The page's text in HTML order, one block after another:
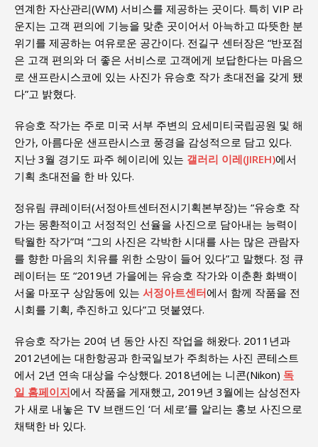
연계한 자산관리(WM) 서비스를 제공하는 곳이다. 특히 VIP 라
운지는 고객 편의에 기능을 맞춘 곳이어서 아늑하고 따뜻한 분
위기를 제공하는 여유로운 공간이다. 전길구 센터장은 “반포점
은 고객 편의와 더 좋은 서비스로 고객에게 보답한다는 마음으
로 샌프란시스코에 있는 사진가 유승호 작가 초대전을 갖게 됐
다”고 밝혔다.
유승호 작가는 주로 미국 서부 주변의 요세미티국립공원 및 해
안가, 아름다운 샌프란시스코 풍경을 감성적으로 담고 있다.
지난 3월 경기도 파주 헤이리에 있는 갤러리 이레(JIREH)에서
기획 초대전을 한 바 있다.
정유림 큐레이터(서정아트센터전시기획본부장)는 “유승호 작
가는 몽환적이고 서정적인 선율을 사진으로 담아내는 능력이
탁월한 작가”며 “그의 사진은 각박한 시대를 사는 많은 관람자
를 향한 마음의 치유를 위한 소망이 들어 있다”고 말했다. 정 큐
레이터는 또 “2019년 가을에는 유승호 작가와 이춘환 화백이
서울 마포구 상암동에 있는 서정아트센터에서 함께 작품을 전
시회를 기획, 추진하고 있다”고 덧붙였다.
유승호 작가는 20여 년 동안 사진 작업을 해왔다. 2011년과
2012년에는 대한항공과 한국일보가 주최하는 사진 콘테스트
에서 2년 연속 대상을 수상했다. 2018년에는 니콘(Nikon) 독
일 홈페이지에서 작품을 게재했고, 2019년 3월에는 삼성전자
가 새로 내놓은 TV 브랜드인 ‘더 세로’를 알리는 홍보 사진으로
채택한 바 있다.